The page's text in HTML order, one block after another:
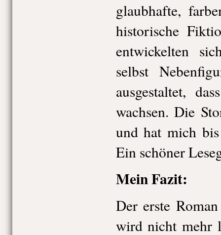
glaubhafte,
historische
entwickelten
selbst
ausgestaltet,
wachsen. Die
und hat mich bis
Ein schöner
Mein Fazit:
Der erste
wird nicht mehr